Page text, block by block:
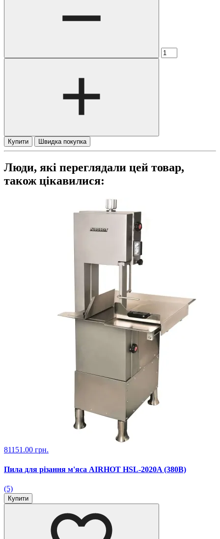
Купити Швидка покупка
Люди, які переглядали цей товар,
також цікавилися:
81151.00 грн.
Пила для різання м'яса AIRHOT HSL-2020A (380В)
(5)
Купити